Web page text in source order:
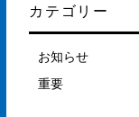
カテゴリー
お知らせ
重要